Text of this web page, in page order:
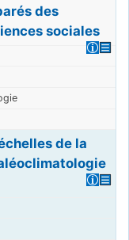
des
sociales
de la